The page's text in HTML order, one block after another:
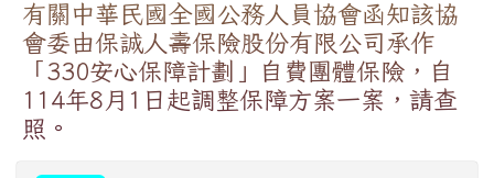
有關中華民國全國公務人員協會函知該協
會委由保誠人壽保險股份有限公司承作
「330安心保障計劃」自費團體保險，自
114年8月1日起調整保障方案一案，請查
照。